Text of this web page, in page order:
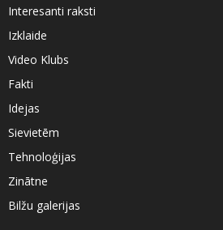
Interesanti raksti
Izklaide
Video Klubs
Fakti
Idejas
Sievietēm
Tehnoloģijas
Zinātne
Bilžu galerijas